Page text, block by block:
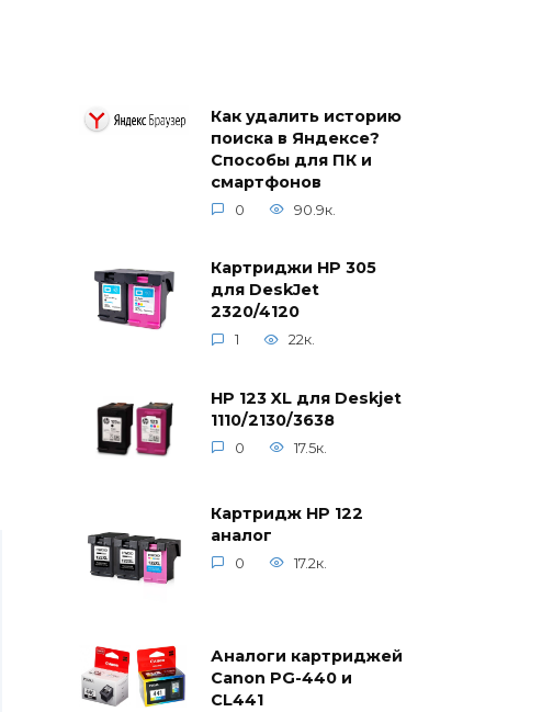
Как удалить историю
поиска в Яндексе?
Способы для ПК и
смартфонов
0 90.9к.
Картриджи HP 305
для DeskJet
2320/4120
1 22к.
HP 123 XL для Deskjet
1110/2130/3638
0 17.5к.
Картридж HP 122
аналог
0 17.2к.
Аналоги картриджей
Canon PG-440 и
CL441